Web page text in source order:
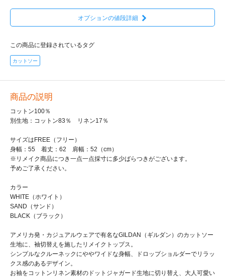
オプションの値段詳細
この商品に登録されているタグ
カットソー
商品の説明
コットン100％
別生地：コットン83％ リネン17％
サイズはFREE（フリー）
身幅：55 着丈：62 肩幅：52（cm）
※リメイク商品につき一点一点採寸に多少ばらつきがございます。
予めご了承ください。
カラー
WHITE（ホワイト）
SAND（サンド）
BLACK（ブラック）
アメリカ発・カジュアルウェアで有名なGILDAN（ギルダン）のカットソー
生地に、袖切替えを施したリメイクトップス。
シンプルなクルーネックにややワイドな身幅、ドロップショルダーでリラッ
クス感のあるデザイン。
お袖をコットンリネン素材のドットジャガード生地に切り替え、大人可愛い